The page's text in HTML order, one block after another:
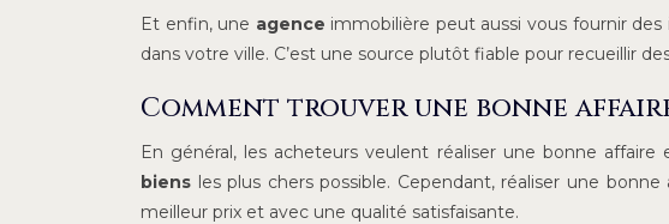
Et enfin, une agence immobilière peut aussi vous fournir
dans votre ville. C’est une source plutôt fiable pour recueillir
Comment trouver une bonne
En général, les acheteurs veulent réaliser une bonne
biens les plus chers possible. Cependant, réaliser une
meilleur prix et avec une qualité satisfaisante.